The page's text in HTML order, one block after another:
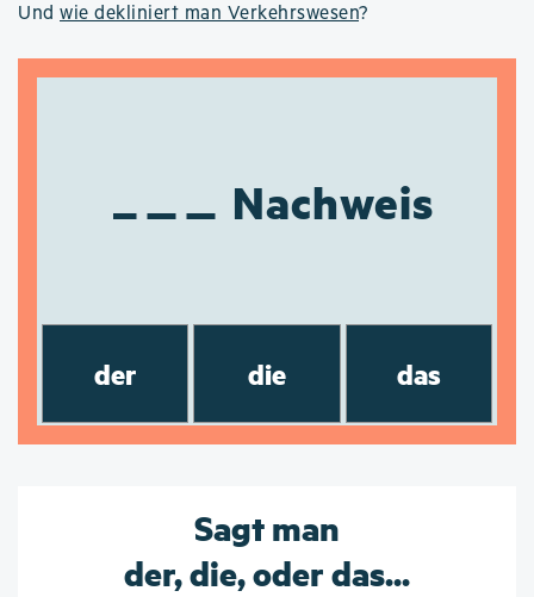
Und wie dekliniert man Verkehrswesen?
Nachweis
der die das
Sagt man
der, die, oder das...